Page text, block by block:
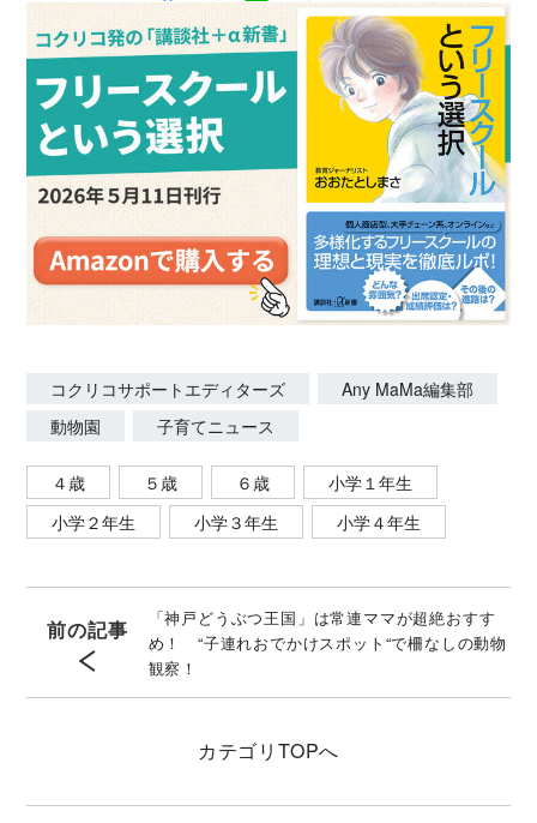
コクリコサポートエディターズ
Any MaMa編集部
動物園
子育てニュース
４歳 ５歳 ６歳
小学１年生
小学２年生
小学３年生 小学４年生
前の記事
「神戸どうぶつ王国」は常連ママが超絶おすす
め！ “子連れおでかけスポット“で柵なしの動物
観察！
カテゴリ TOPへ